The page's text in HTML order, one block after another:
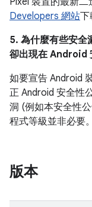
Developers 網站下
5. 為什麼有些安全
卻出現在 Android
如要宣告 Android
正 Android 安全性
洞 (例如本安全性
程式等級並非必要。
版本